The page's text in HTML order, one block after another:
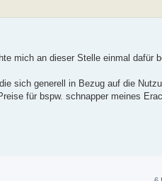
mich an dieser Stelle einmal dafür
sich generell in Bezug auf die
für bspw. schnapper meines